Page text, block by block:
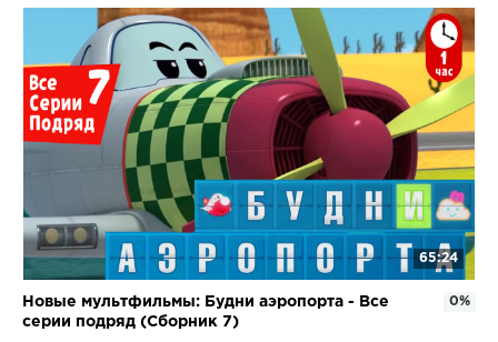
65:24
Новые мультфильмы: Будни аэропорта - Все
серии подряд (Сборник 7)
0%